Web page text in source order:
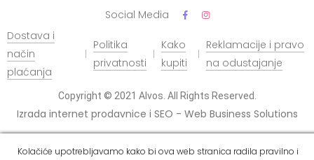
Copyright © 2021 Alvos. All Rights Reserved.
Izrada internet prodavnice i SEO - Web Business Solutions
Dostava i
način
plaćanja
Politika
privatnosti
Kako
kupiti
Reklamacije i pravo
na odustajanje
Social Media
Kolačiće upotrebljavamo kako bi ova web stranica radila pravilno i